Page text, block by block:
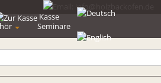
Kasse
Seminare